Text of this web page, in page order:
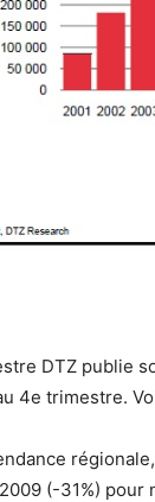
DTZ publie
4e trimestre.
(-31%) pour